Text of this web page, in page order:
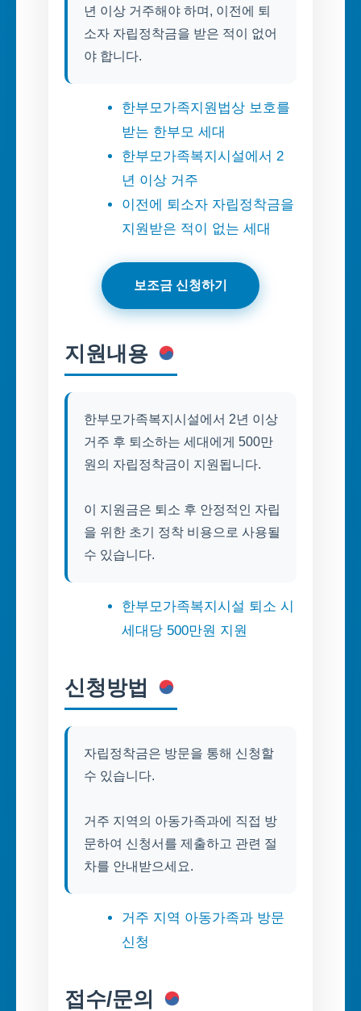
년 이상 거주해야 하며, 이전에 퇴
소자 자립정착금을 받은 적이 없어
야 합니다.
한부모가족지원법상 보호를
받는 한부모 세대
한부모가족복지시설에서 2
년 이상 거주
이전에 퇴소자 자립정착금을
지원받은 적이 없는 세대
보조금 신청하기
지원내용
한부모가족복지시설에서 2년 이상
거주 후 퇴소하는 세대에게 500만
원의 자립정착금이 지원됩니다.
이 지원금은 퇴소 후 안정적인 자립
을 위한 초기 정착 비용으로 사용될
수 있습니다.
한부모가족복지시설 퇴소 시
세대당 500만원 지원
신청방법
자립정착금은 방문을 통해 신청할
수 있습니다.
거주 지역의 아동가족과에 직접 방
문하여 신청서를 제출하고 관련 절
차를 안내받으세요.
거주 지역 아동가족과 방문
신청
접수/문의